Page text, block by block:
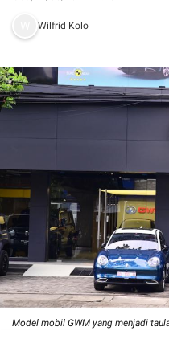
Wilfrid Kolo
Model mobil GWM yang menjadi